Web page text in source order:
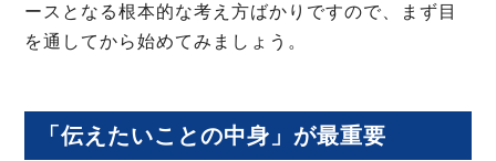
ースとなる根本的な考え方ばかりですので、まず目
を通してから始めてみましょう。
「伝えたいことの中身」が最重要